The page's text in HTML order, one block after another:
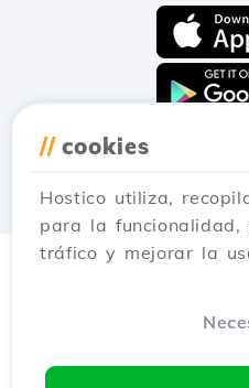
// cookies
Hostico utiliza,
para la funcionalidad,
tráfico y mejorar la